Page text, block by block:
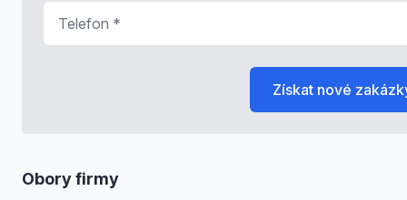
Obory firmy
Získat nové